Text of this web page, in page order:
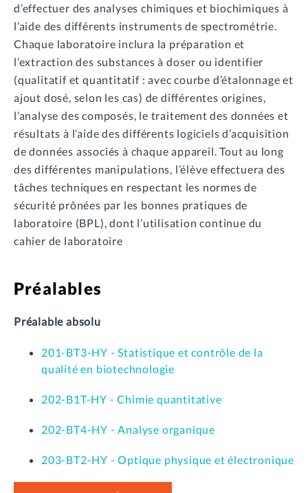
d’effectuer des analyses chimiques et biochimiques à
l’aide des différents instruments de spectrométrie.
Chaque laboratoire inclura la préparation et
l’extraction des substances à doser ou identifier
(qualitatif et quantitatif : avec courbe d’étalonnage et
ajout dosé, selon les cas) de différentes origines,
l’analyse des composés, le traitement des données et
résultats à l’aide des différents logiciels d’acquisition
de données associés à chaque appareil. Tout au long
des différentes manipulations, l’élève effectuera des
tâches techniques en respectant les normes de
sécurité prônées par les bonnes pratiques de
laboratoire (BPL), dont l’utilisation continue du
cahier de laboratoire
Préalables
Préalable absolu
201-BT3-HY - Statistique et contrôle de la
qualité en biotechnologie
202-B1T-HY - Chimie quantitative
202-BT4-HY - Analyse organique
203-BT2-HY - Optique physique et électronique